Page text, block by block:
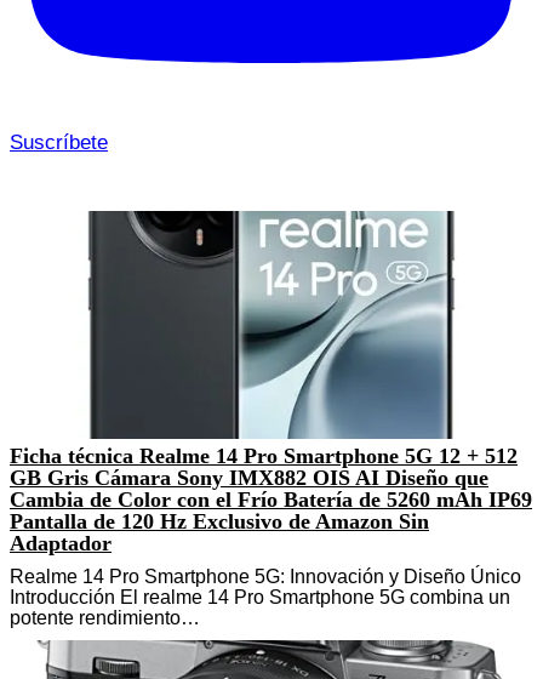
Suscríbete
Ficha técnica Realme 14 Pro Smartphone 5G 12 + 512
GB Gris Cámara Sony IMX882 OIS AI Diseño que
Cambia de Color con el Frío Batería de 5260 mAh IP69
Pantalla de 120 Hz Exclusivo de Amazon Sin
Adaptador
Realme 14 Pro Smartphone 5G: Innovación y Diseño Único
Introducción El realme 14 Pro Smartphone 5G combina un
potente rendimiento…